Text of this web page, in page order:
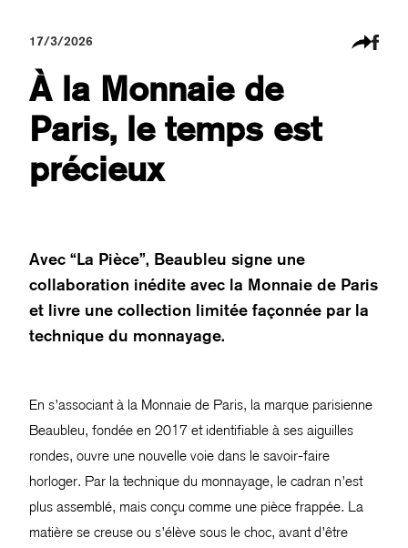
17/3/2026
À la Monnaie de
Paris, le temps est
précieux
Avec “La Pièce”, Beaubleu signe une
collaboration inédite avec la Monnaie de Paris
et livre une collection limitée façonnée par la
technique du monnayage.
En s’associant à la Monnaie de Paris, la marque parisienne
Beaubleu, fondée en 2017 et identifiable à ses aiguilles
rondes, ouvre une nouvelle voie dans le savoir-faire
horloger. Par la technique du monnayage, le cadran n’est
plus assemblé, mais conçu comme une pièce frappée. La
matière se creuse ou s’élève sous le choc, avant d’être